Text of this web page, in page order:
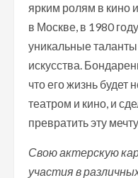
ярким ролям в кино
в Москве, в 1980
уникальные
искусства.
что его жизнь будет
театром и кино, и
превратить эту
Свою актерскую
участия в